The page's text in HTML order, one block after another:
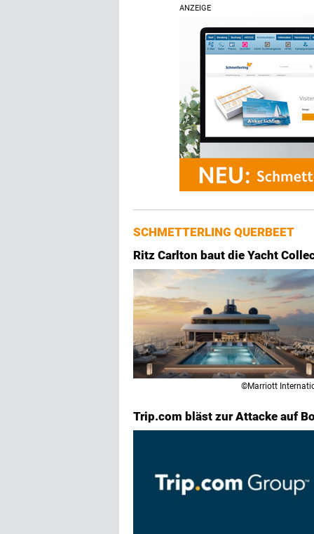
ANZEIGE
SCHMETTERLING QUERBEET
Ritz Carlton baut die Yacht
©Marriott
Trip.com bläst zur Attacke auf